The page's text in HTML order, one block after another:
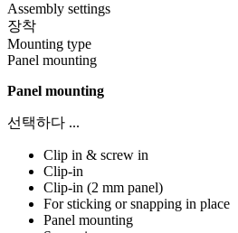
Assembly settings
장착
Mounting type
Panel mounting
Panel mounting
선택하다 ...
Clip in & screw in
Clip-in
Clip-in (2 mm panel)
For sticking or snapping in place
Panel mounting